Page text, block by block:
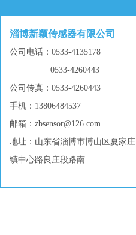
淄博新颖传感器有限公司
公司电话：0533-4135178
0533-4260443
公司传真：0533-4260443
手机：13806484537
邮箱：zbsensor@126.com
地址：山东省淄博市博山区夏家庄
镇中心路良庄段路南